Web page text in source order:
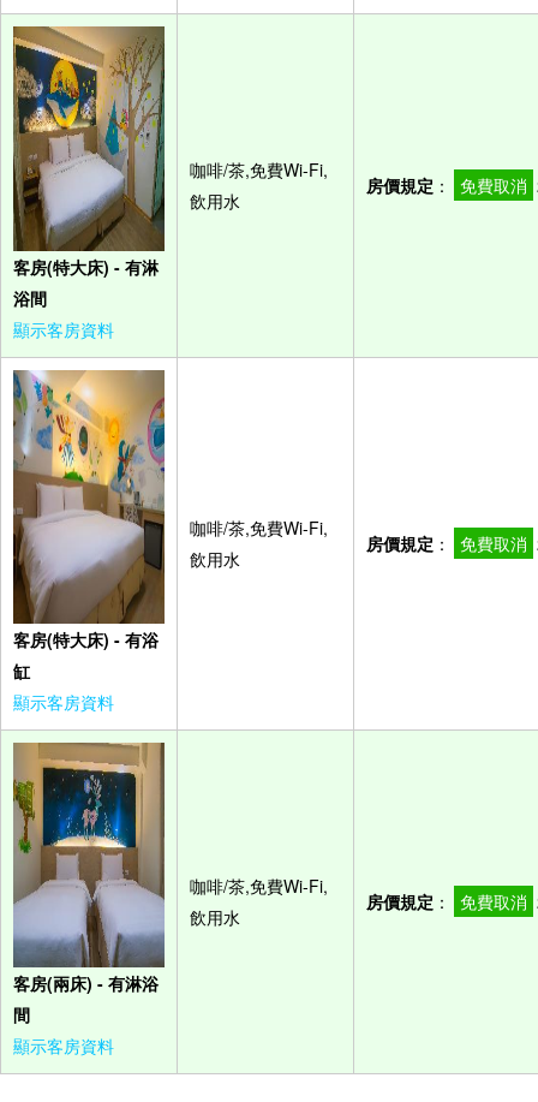
客房(特大床) - 有淋
浴間
顯示客房資料
咖啡/茶,免費Wi-Fi,
飲用水
房價規定 ： 免費取消
客房(特大床) - 有浴
缸
顯示客房資料
咖啡/茶,免費Wi-Fi,
飲用水
房價規定 ： 免費取消
客房(兩床) - 有淋浴
間
顯示客房資料
咖啡/茶,免費Wi-Fi,
飲用水
房價規定 ： 免費取消